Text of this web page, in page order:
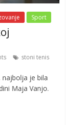
Sport
stoni tenis
najbolja je bila
Maja Vanjo.